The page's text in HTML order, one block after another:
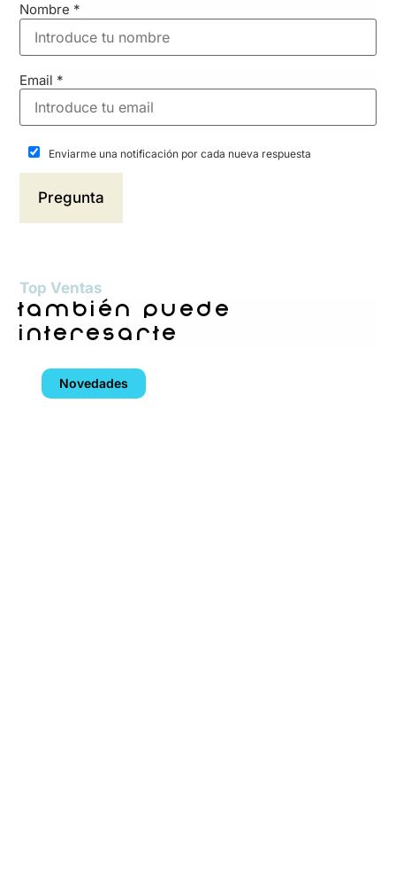
Nombre *
Email *
Enviarme una notificación por cada nueva respuesta
Top Ventas
también puede
interesarte
Novedades